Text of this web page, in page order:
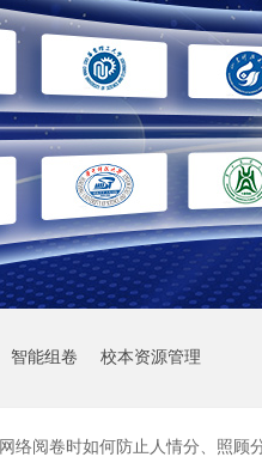
智能组卷 校本资源管理
网络阅卷时如何防止人情分、照顾